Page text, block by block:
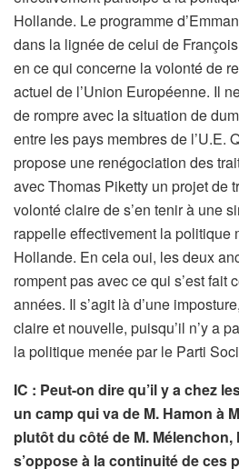
Hollande. Le programme
dans la lignée de celui de
en ce qui concerne la volonté de
actuel de l’Union Européenne. Il
de rompre avec la situation de
entre les pays membres de l’U.E.
propose une renégociation des
avec Thomas Piketty un projet de
volonté claire de s’en tenir à une
rappelle effectivement la politique
Hollande. En cela oui, les deux
rompent pas avec ce qui s’est fait
années. Il s’agit là d’une
claire et nouvelle, puisqu’il n’y a
la politique menée par le Parti
IC : Peut-on dire qu’il y a chez
un camp qui va de M. Hamon à
plutôt du côté de M.
s’oppose à la continuité de ces